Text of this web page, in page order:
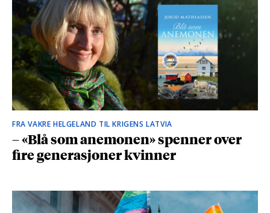
FRA VAKRE HELGELAND TIL KRIGENS LATVIA
– «Blå som anemonen» spenner over
fire generasjoner kvinner